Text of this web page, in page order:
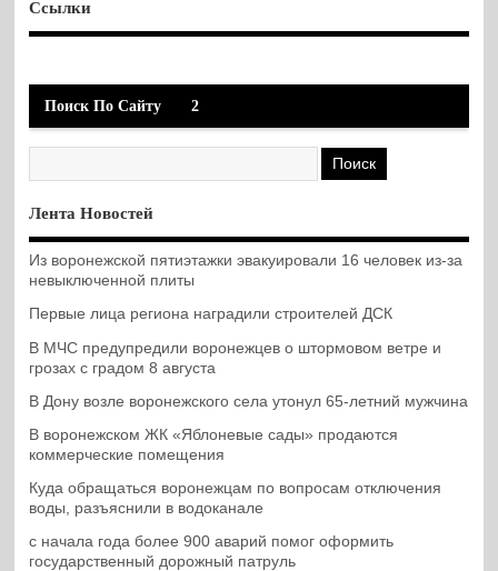
Ссылки
Поиск По Сайту 2
Лента Новостей
Из воронежской пятиэтажки эвакуировали 16 человек из-за
невыключенной плиты
Первые лица региона наградили строителей ДСК
В МЧС предупредили воронежцев о штормовом ветре и
грозах с градом 8 августа
В Дону возле воронежского села утонул 65-летний мужчина
В воронежском ЖК «Яблоневые сады» продаются
коммерческие помещения
Куда обращаться воронежцам по вопросам отключения
воды, разъяснили в водоканале
с начала года более 900 аварий помог оформить
государственный дорожный патруль